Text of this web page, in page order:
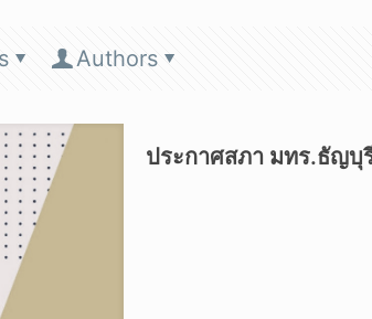
Authors
ประกาศสภา มทร.ธัญบุ